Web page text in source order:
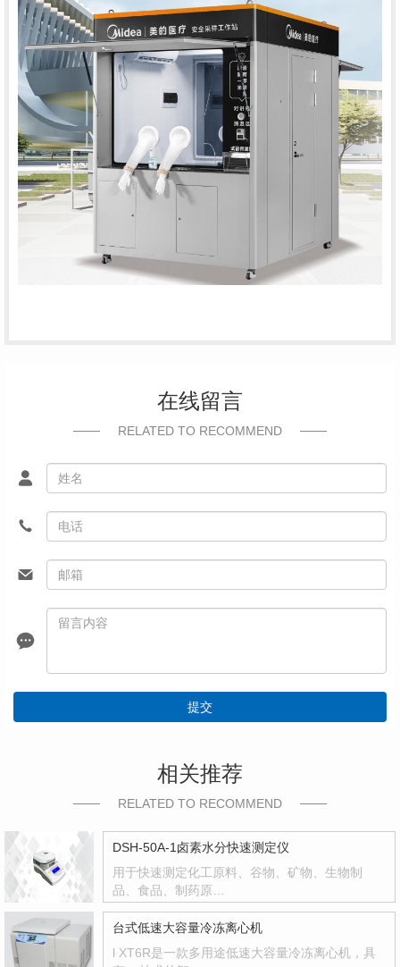
在线留言
RELATED TO RECOMMEND
提交
相关推荐
RELATED TO RECOMMEND
DSH-50A-1卤素水分快速测定仪
用于快速测定化工原料、谷物、矿物、生物制
品、食品、制药原…
台式低速大容量冷冻离心机
l XT6R是一款多用途低速大容量冷冻离心机，具